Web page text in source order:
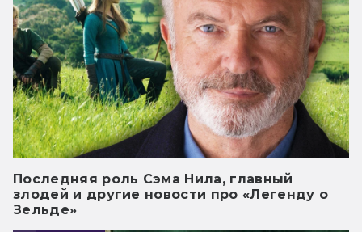
Последняя роль Сэма Нила, главный
злодей и другие новости про «Легенду о
Зельде»